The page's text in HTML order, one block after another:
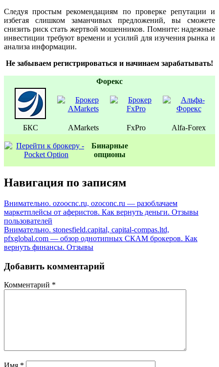
Следуя простым рекомендациям по проверке репутации и
избегая слишком заманчивых предложений, вы сможете
снизить риск стать жертвой мошенников. Помните: надежные
инвестиции требуют времени и усилий для изучения рынка и
анализа информации.
Не забываем регистрироваться и начинаем зарабатывать!
Форекс
БКС AMarkets FxPro Alfa-Forex
Бинаpные
oпционы
Навигация по записям
Внимательно. ozoocnc.ru, ozoconc.ru — разоблачаем
маркетплейсы от аферистов. Как вернуть деньги. Отзывы
пользователей
Внимательно. stonesfield.capital, capital-compas.ltd,
pfxglobal.com — обзор однотипных СКАМ брокеров. Как
вернуть финансы. Отзывы
Добавить комментарий
Комментарий *